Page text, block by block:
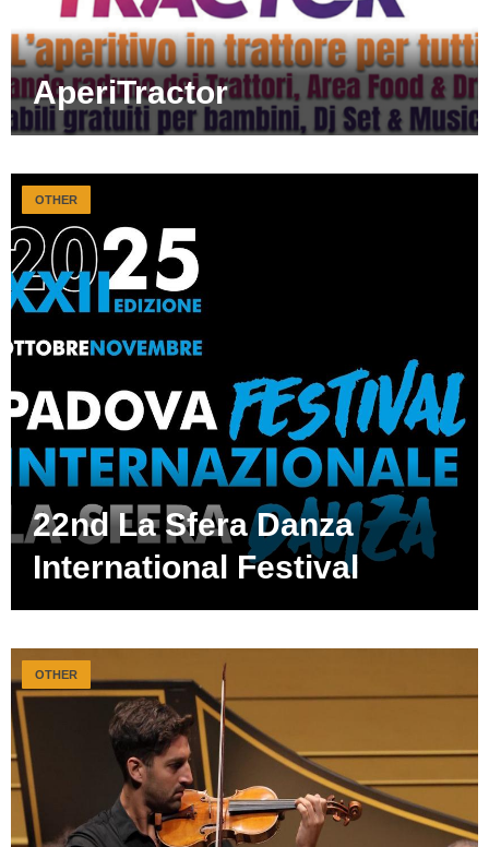
AperiTractor
22nd La Sfera Danza
International Festival
OTHER
OTHER